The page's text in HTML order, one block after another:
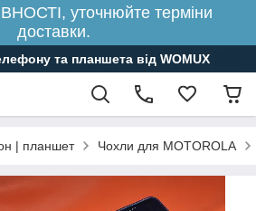
уточнюйте терміни
доставки.
та планшета від WOMUX
| планшет Чохли для MOTOROLA